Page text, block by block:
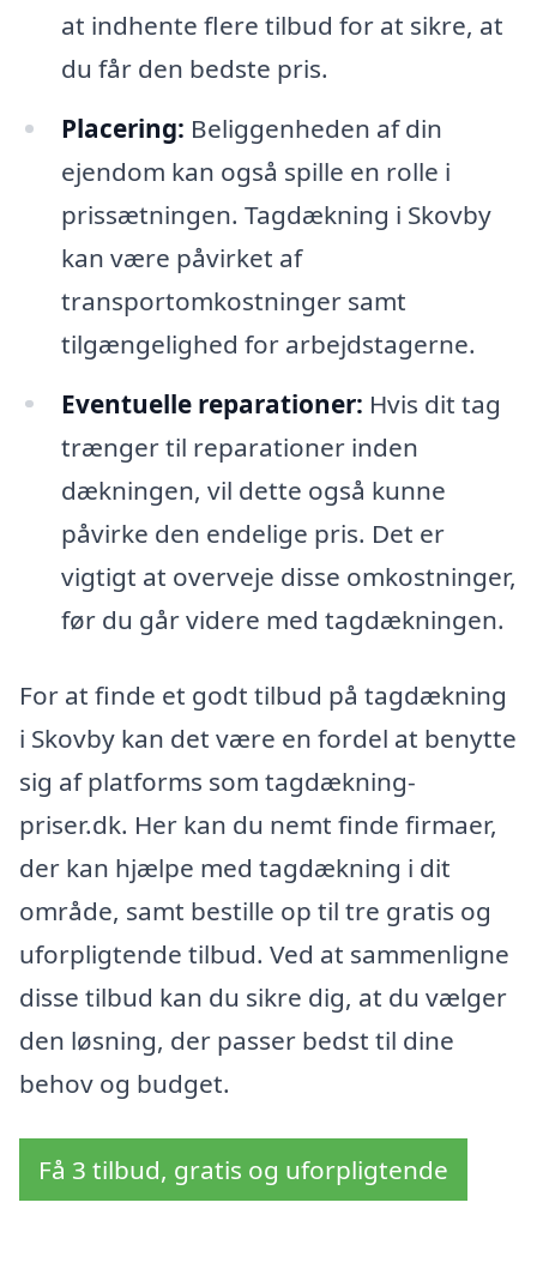
at indhente flere tilbud for at sikre, at
du får den bedste pris.
Placering: Beliggenheden af din
ejendom kan også spille en rolle i
prissætningen. Tagdækning i Skovby
kan være påvirket af
transportomkostninger samt
tilgængelighed for arbejdstagerne.
Eventuelle reparationer: Hvis dit tag
trænger til reparationer inden
dækningen, vil dette også kunne
påvirke den endelige pris. Det er
vigtigt at overveje disse omkostninger,
før du går videre med tagdækningen.
For at finde et godt tilbud på tagdækning
i Skovby kan det være en fordel at benytte
sig af platforms som tagdækning-
priser.dk. Her kan du nemt finde firmaer,
der kan hjælpe med tagdækning i dit
område, samt bestille op til tre gratis og
uforpligtende tilbud. Ved at sammenligne
disse tilbud kan du sikre dig, at du vælger
den løsning, der passer bedst til dine
behov og budget.
Få 3 tilbud, gratis og uforpligtende